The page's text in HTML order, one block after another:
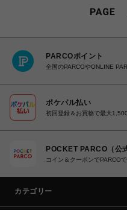
PARCOポイント
全国のPARCOやONLINE
ポケパル払い
初回登録＆お買物で最大
POCKET PARCO（公
コイン＆クーポンでPARCO
カテゴリー